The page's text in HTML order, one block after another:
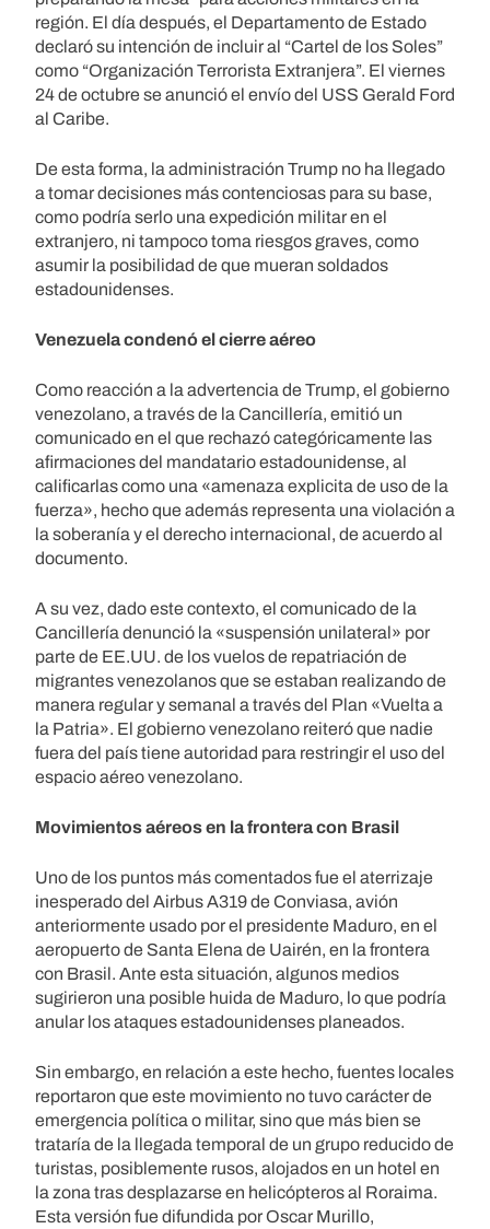
región. El día después, el Departamento de Estado
declaró su intención de incluir al “Cartel de los Soles”
como “Organización Terrorista Extranjera”. El viernes
24 de octubre se anunció el envío del USS Gerald Ford
al Caribe.
De esta forma, la administración Trump no ha llegado
a tomar decisiones más contenciosas para su base,
como podría serlo una expedición militar en el
extranjero, ni tampoco toma riesgos graves, como
asumir la posibilidad de que mueran soldados
estadounidenses.
Venezuela condenó el cierre aéreo
Como reacción a la advertencia de Trump, el gobierno
venezolano, a través de la Cancillería, emitió un
comunicado en el que rechazó categóricamente las
afirmaciones del mandatario estadounidense, al
calificarlas como una «amenaza explicita de uso de la
fuerza», hecho que además representa una violación a
la soberanía y el derecho internacional, de acuerdo al
documento.
A su vez, dado este contexto, el comunicado de la
Cancillería denunció la «suspensión unilateral» por
parte de EE.UU. de los vuelos de repatriación de
migrantes venezolanos que se estaban realizando de
manera regular y semanal a través del Plan «Vuelta a
la Patria». El gobierno venezolano reiteró que nadie
fuera del país tiene autoridad para restringir el uso del
espacio aéreo venezolano.​
Movimientos aéreos en la frontera con Brasil
Uno de los puntos más comentados fue el aterrizaje
inesperado del Airbus A319 de Conviasa, avión
anteriormente usado por el presidente Maduro, en el
aeropuerto de Santa Elena de Uairén, en la frontera
con Brasil. Ante esta situación, algunos medios
sugirieron una posible huida de Maduro, lo que podría
anular los ataques estadounidenses planeados.
Sin embargo, en relación a este hecho, fuentes locales
reportaron que este movimiento no tuvo carácter de
emergencia política o militar, sino que más bien se
trataría de la llegada temporal de un grupo reducido de
turistas, posiblemente rusos, alojados en un hotel en
la zona tras desplazarse en helicópteros al Roraima.
Esta versión fue difundida por Oscar Murillo,